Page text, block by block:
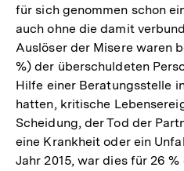
für sich genommen schon
auch ohne die damit
Auslöser der Misere waren
%) der überschuldeten
Hilfe einer Beratungsstelle
hatten, kritische
Scheidung, der Tod der
eine Krankheit oder ein
Jahr 2015, war dies für 26